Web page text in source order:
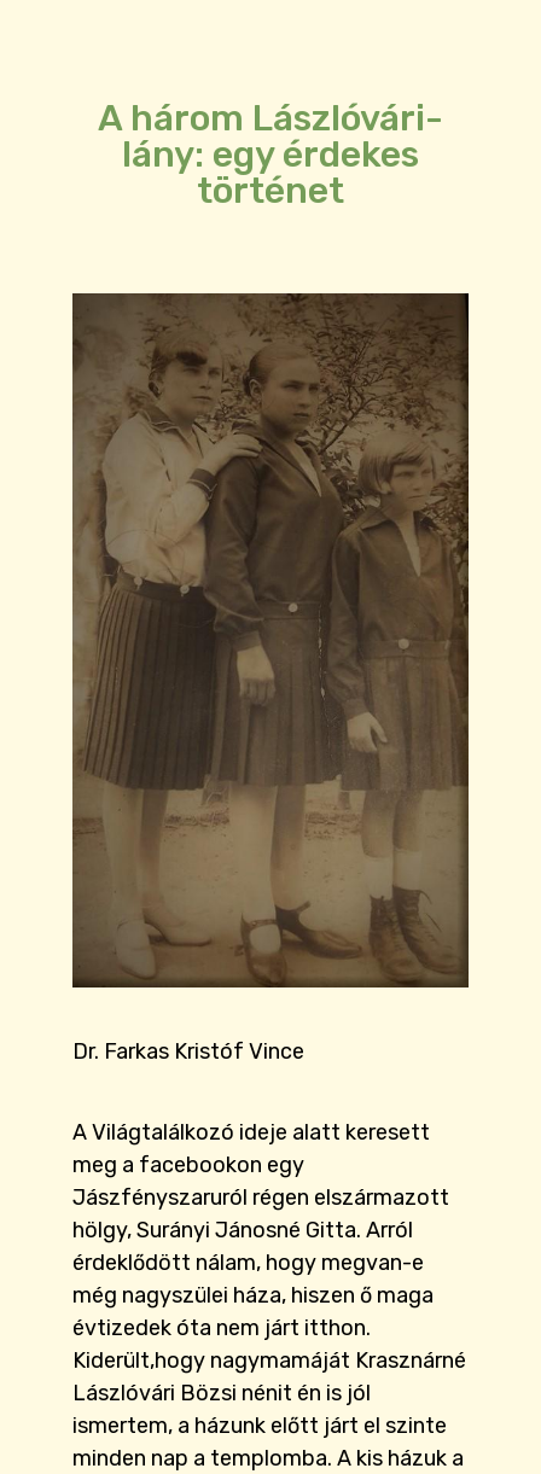
A három Lászlóvári-
lány: egy érdekes
történet
Dr. Farkas Kristóf Vince
A Világtalálkozó ideje alatt keresett
meg a facebookon egy
Jászfényszaruról régen elszármazott
hölgy, Surányi Jánosné Gitta. Arról
érdeklődött nálam, hogy megvan-e
még nagyszülei háza, hiszen ő maga
évtizedek óta nem járt itthon.
Kiderült,hogy nagymamáját Krasznárné
Lászlóvári Bözsi nénit én is jól
ismertem, a házunk előtt járt el szinte
minden nap a templomba. A kis házuk a